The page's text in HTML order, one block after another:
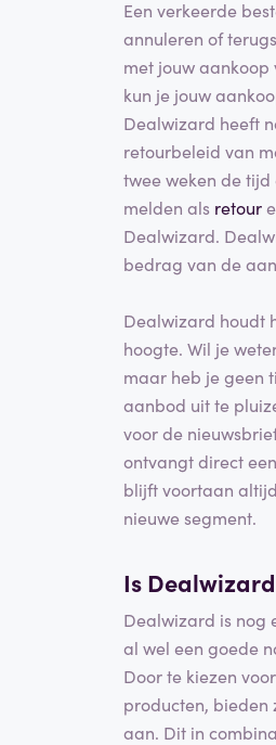
Een verkeerde
annuleren of
met jouw
kun je jouw
Dealwizard heeft
retourbeleid van
twee weken de
melden als retour
Dealwizard.
bedrag van de
Dealwizard houdt
hoogte. Wil je
maar heb je geen
aanbod uit te
voor de
ontvangt direct
blijft voortaan
nieuwe segment.
Is
Dealwizard is nog
al wel een goede
Door te kiezen
producten,
aan. Dit in